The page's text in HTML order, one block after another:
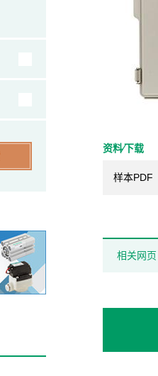
资料⁄下载
样本PDF
相关网页